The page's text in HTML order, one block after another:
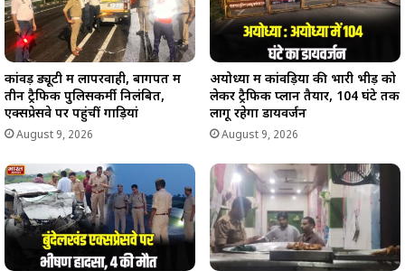
कांवड़ ड्यूटी में लापरवाही, बागपत में
तीन ट्रैफिक पुलिसकर्मी निलंबित,
एक्सप्रेसवे पर पहुंचीं गाड़ियां
August 9, 2026
अयोध्या में कांवड़ियों की भारी भीड़ को
लेकर ट्रैफिक प्लान तैयार, 104 घंटे तक
लागू रहेगा डायवर्जन
August 9, 2026